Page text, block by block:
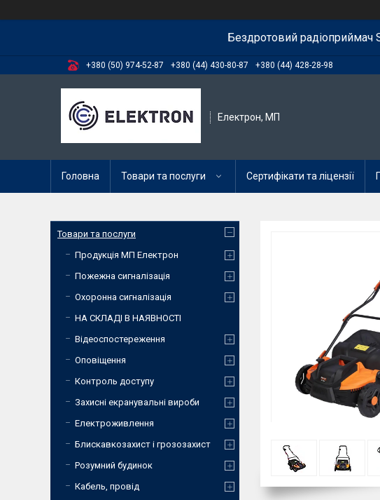
Бездротовий радіоприймач
+380 (50) 974-52-87 +380 (44) 430-80-87 +380 (44) 428-28-98
Електрон, МП
Головна Товари та послуги Сертифікати та ліцензії
Товари та послуги
Продукція МП Електрон
Пожежна сигналізація
Охоронна сигналізація
НА СКЛАДІ В НАЯВНОСТІ
Відеоспостереження
Оповіщення
Контроль доступу
Захисні екранувальні вироби
Електроживлення
Блискавкозахист і грозозахист
Розумний будинок
Кабель, провід